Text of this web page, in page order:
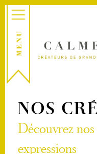
NOS
Découvrez
expressions